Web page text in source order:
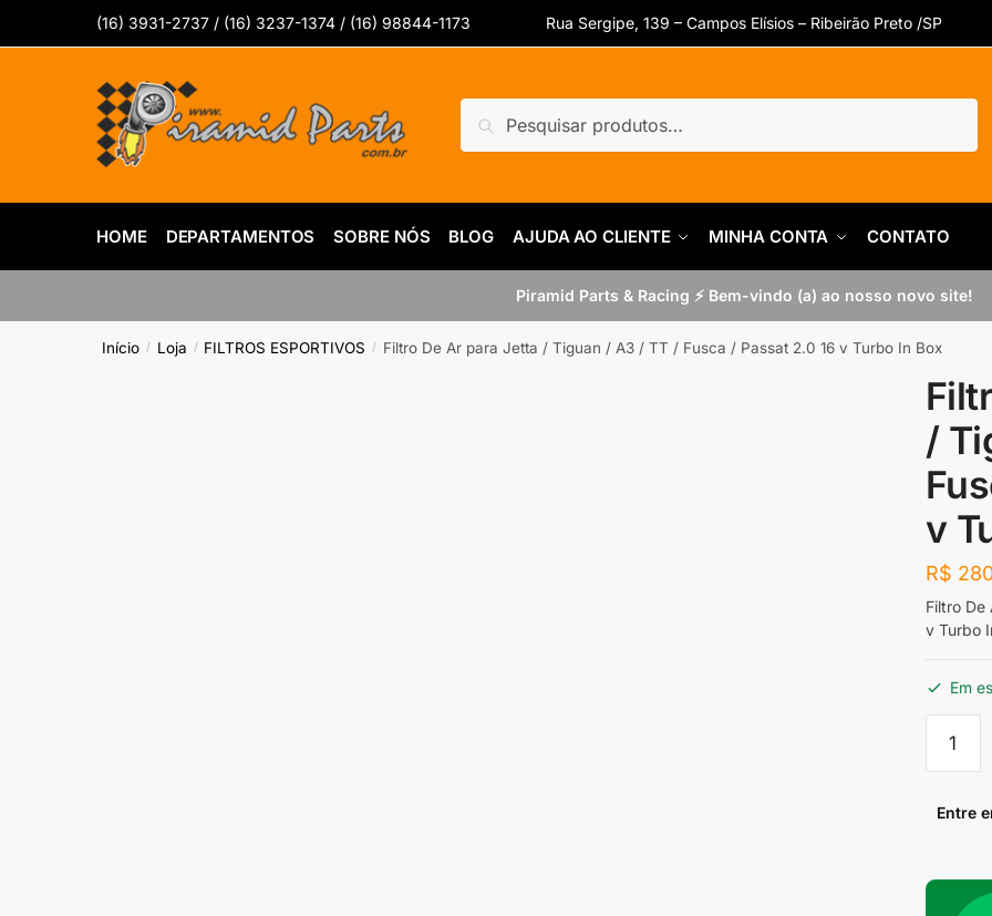
(16) 3931-2737 / (16) 3237-1374 / (16) 98844-1173 Rua Sergipe, 139 – Campos Elísios – Ribeirão Preto /SP
por:
Pesquisar
HOME DEPARTAMENTOS SOBRE NÓS BLOG AJUDA AO CLIENTE MINHA CONTA CONTATO
Piramid Parts & Racing ⚡ Bem-vindo (a) ao nosso novo site!
Início / Loja / FILTROS ESPORTIVOS / Filtro De Ar para Jetta / Tiguan / A3 / TT / Fusca / Passat 2.0 16 v Turbo In Box
/
v
R$
Filtro
v Turbo
Em
para
Tiguan
Entre